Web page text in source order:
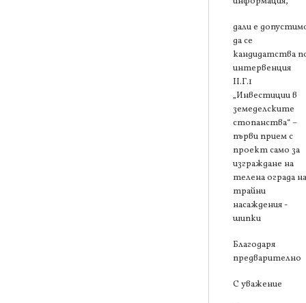
дали е
да се
кандидатства
интервенция
ІІ.Г.1
„Инвестиции в
земеделските
стопанства“ –
първи прием с
проект само за
изграждане на
телена ограда на
трайни
насаждения -
шипки
Благодаря
предварително
С уважение